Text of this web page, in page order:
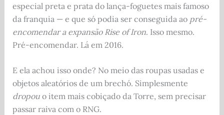
especial preta e prata do lança-foguetes mais famoso
da franquia — e que só podia ser conseguida ao pré-
encomendar a expansão Rise of Iron. Isso mesmo.
Pré-encomendar. Lá em 2016.
E ela achou isso onde? No meio das roupas usadas e
objetos aleatórios de um brechó. Simplesmente
dropouo item mais cobiçado da Torre, sem precisar
passar raiva com o RNG.